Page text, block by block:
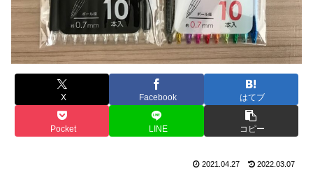
X Facebook はてブ
Pocket LINE コピー
2021.04.27 2022.03.07